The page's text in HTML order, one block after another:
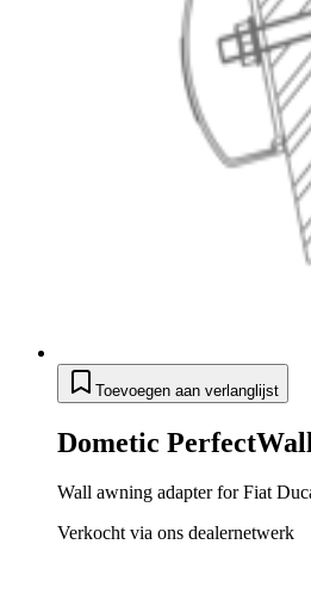
Toevoegen aan verlanglijst
Dometic
Wall awning adapter for Fiat
Verkocht via ons dealernetwerk